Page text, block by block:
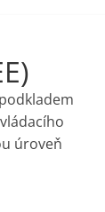
úroveň